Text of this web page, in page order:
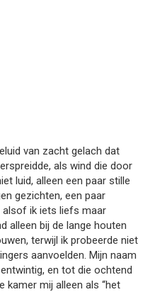
van zacht gelach dat
als wind die door
luid, alleen een paar stille
gezichten, een paar
alsof ik iets liefs maar
alleen bij de lange houten
terwijl ik probeerde niet
aanvoelden. Mijn naam
en tot die ochtend
kamer mij alleen als “het